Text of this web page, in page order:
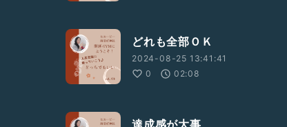
どれも全部ＯＫ
2024-08-25 13:41:41
0
02:08
達成感が大事